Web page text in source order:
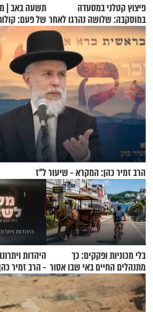
פיצוץ קטלני במסעדה
במוסקבה: שלושה נהרגו לאחר
שמטען שנשאה אישה התפוצץ
תשעה באב |
של פעם:
הזיתים
הרב זמיר כהן: המקרא - שיעור ל"ז
בלי מכוניות ופקקים: כך
מתנהלים החיים באי שבו אסור
לנהוג כבר יותר מ-120 שנה
היהדות
- הרב זמיר